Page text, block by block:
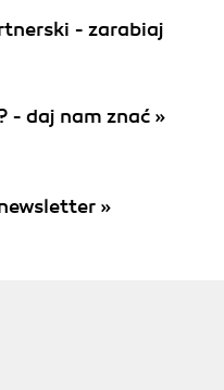
- zarabiaj
- daj nam znać »
»